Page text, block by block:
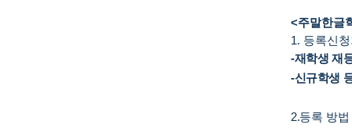
<주말한글
1. 등록신
-재학생 재
-신규학생
2.등록 방